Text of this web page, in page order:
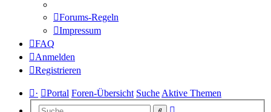
Forums-Regeln
Impressum
FAQ
Anmelden
Registrieren
· Portal Foren-Übersicht Suche Aktive Themen